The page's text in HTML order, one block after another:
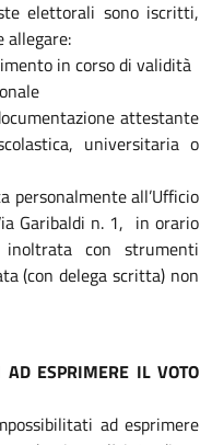
elettorali sono iscritti,
allegare:
in corso di validità
attestante
universitaria o
personalmente all’Ufficio
Garibaldi n. 1, in orario
con strumenti
(con delega scritta) non
ESPRIMERE IL VOTO
ad esprimere